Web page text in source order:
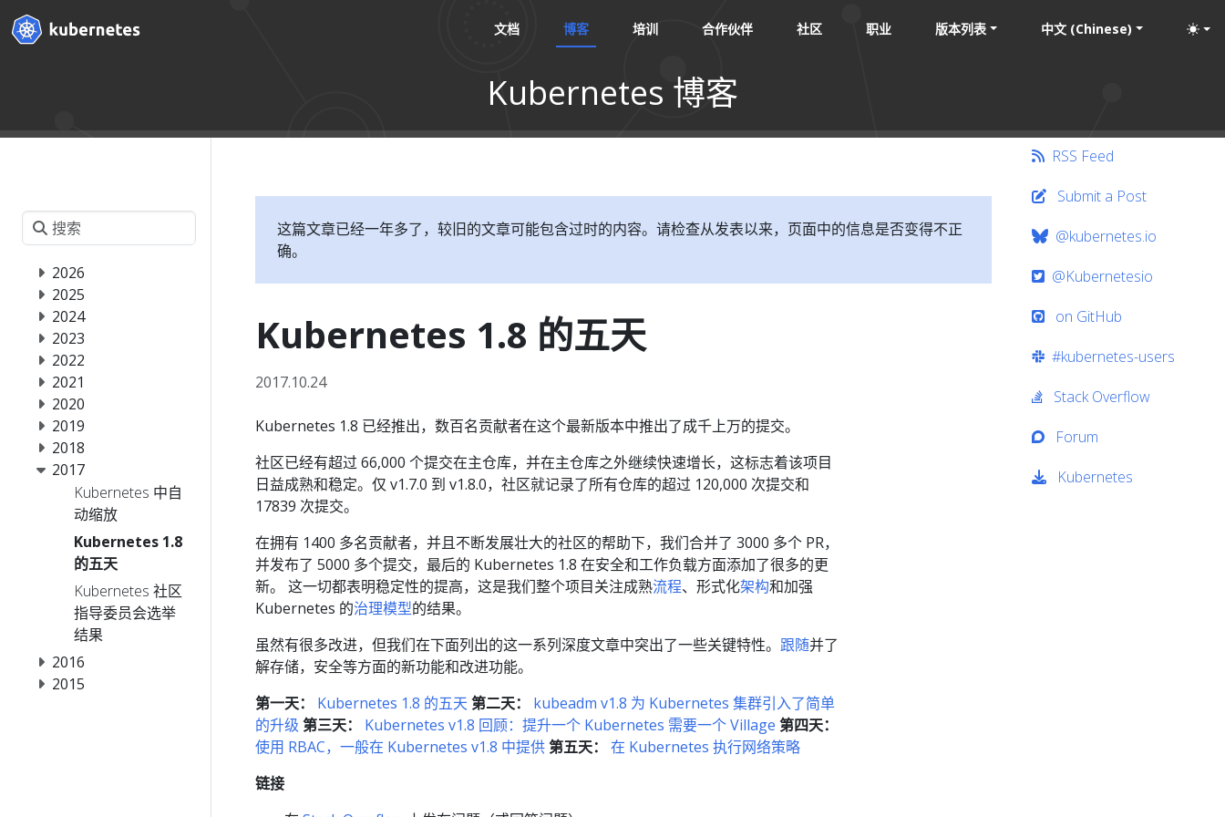
文档 博客 培训 合作伙伴 社区 职业 版本列表 中文 (Chinese)
Kubernetes 博客
2026
2025
2024
2023
2022
2021
2020
2019
2018
2017
Kubernetes 中自
动缩放
Kubernetes 1.8
的五天
Kubernetes 社区
指导委员会选举
结果
2016
2015
这篇文章已经一年多了，较旧的文章可能包含过时的内容。请检查从发表以来，页面中的信息是否变得不正
确。
Kubernetes 1.8 的五天
2017.10.24
Kubernetes 1.8 已经推出，数百名贡献者在这个最新版本中推出了成千上万的提交。
社区已经有超过 66,000 个提交在主仓库，并在主仓库之外继续快速增长，这标志着该项目
日益成熟和稳定。仅 v1.7.0 到 v1.8.0，社区就记录了所有仓库的超过 120,000 次提交和
17839 次提交。
在拥有 1400 多名贡献者，并且不断发展壮大的社区的帮助下，我们合并了 3000 多个 PR，
并发布了 5000 多个提交，最后的 Kubernetes 1.8 在安全和工作负载方面添加了很多的更
新。 这一切都表明稳定性的提高，这是我们整个项目关注成熟流程、形式化架构和加强
Kubernetes 的治理模型的结果。
虽然有很多改进，但我们在下面列出的这一系列深度文章中突出了一些关键特性。 跟随并了
解存储，安全等方面的新功能和改进功能。
第一天：
Kubernetes 1.8 的五天 第二天：
kubeadm v1.8 为 Kubernetes 集群引入了简单
的升级 第三天： Kubernetes v1.8 回顾：提升一个 Kubernetes 需要一个 Village 第四天：
使用 RBAC，一般在 Kubernetes v1.8 中提供第五天：
在 Kubernetes 执行网络策略
链接
RSS Feed
Submit a Post
@kubernetes.io
@Kubernetesio
on GitHub
#kubernetes-users
Stack Overflow
Forum
Kubernetes